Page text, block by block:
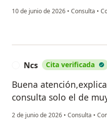
10 de junio de 2026 • Consulta •
Ncs Cita verificada
Buena
consulta solo el de
2 de junio de 2026 • Consulta •